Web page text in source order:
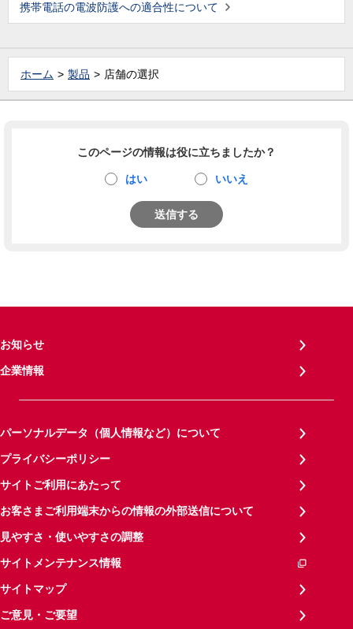
携帯電話の電波防護への適合性について
ホーム 製品 店舗の選択
このページの情報は役に立ちましたか？
はい いいえ
送信する
お知らせ
企業情報
パーソナルデータ（個人情報など）について
プライバシーポリシー
サイトご利用にあたって
お客さまご利用端末からの情報の外部送信について
見やすさ・使いやすさの調整
サイトメンテナンス情報
サイトマップ
ご意見・ご要望